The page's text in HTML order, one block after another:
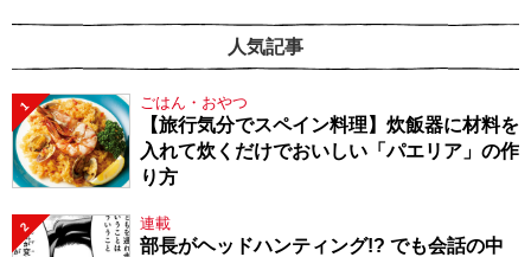
人気記事
1 ごはん・おやつ
【旅行気分でスペイン料理】炊飯器に材料を
入れて炊くだけでおいしい「パエリア」の作
り方
2 連載
部長がヘッドハンティング!? でも会話の中